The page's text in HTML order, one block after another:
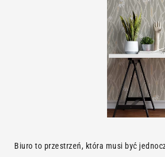
Biuro to przestrzeń, która musi być